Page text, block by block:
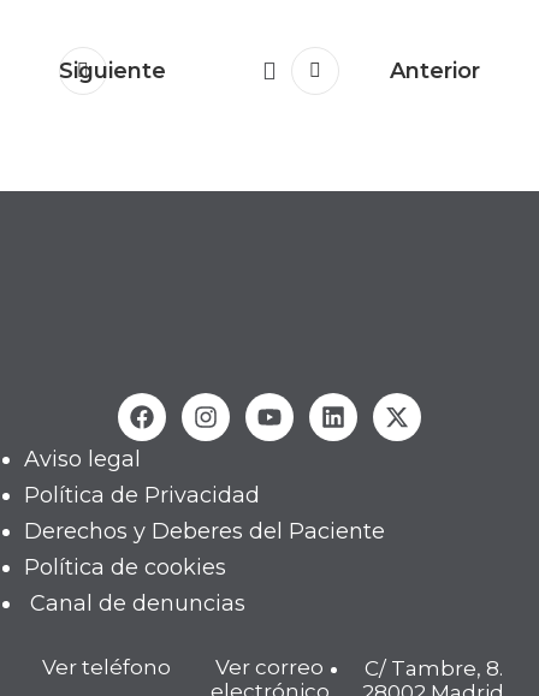
Siguiente Anterior
Aviso legal
Política de Privacidad
Derechos y Deberes del Paciente
Política de cookies
Canal de denuncias
Ver teléfono
Ver correo
C/ Tambre, 8.